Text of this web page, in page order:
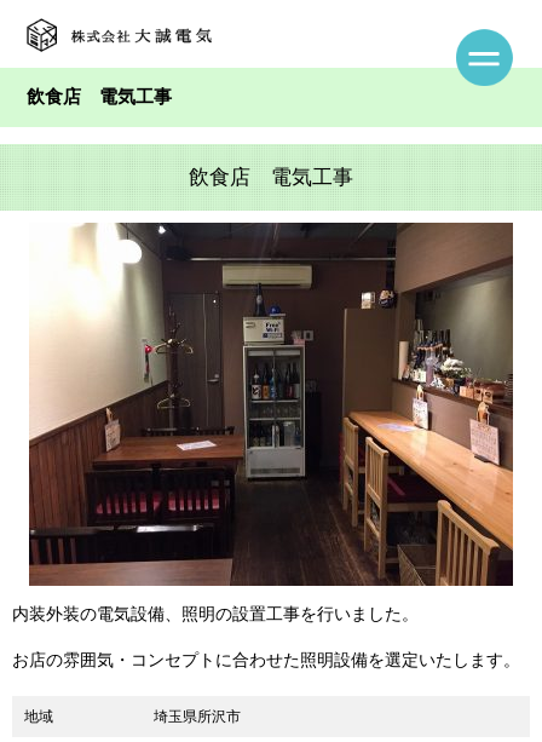
飲食店 電気工事
飲食店 電気工事
内装外装の電気設備、照明の設置工事を行いました。
お店の雰囲気・コンセプトに合わせた照明設備を選定いたします。
地域 埼玉県所沢市